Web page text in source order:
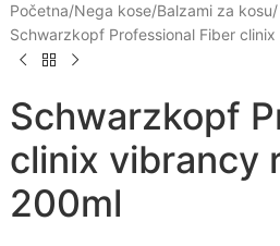
Početna Nega kose Balzami za kosu
Schwarzkopf Professional Fiber
Schwarzkopf
clinix vibrancy
200ml